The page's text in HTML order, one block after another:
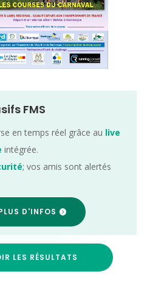
FMS
en temps réel grâce au live
intégrée.
; vos amis sont alertés
D'INFOS
LES RÉSULTATS